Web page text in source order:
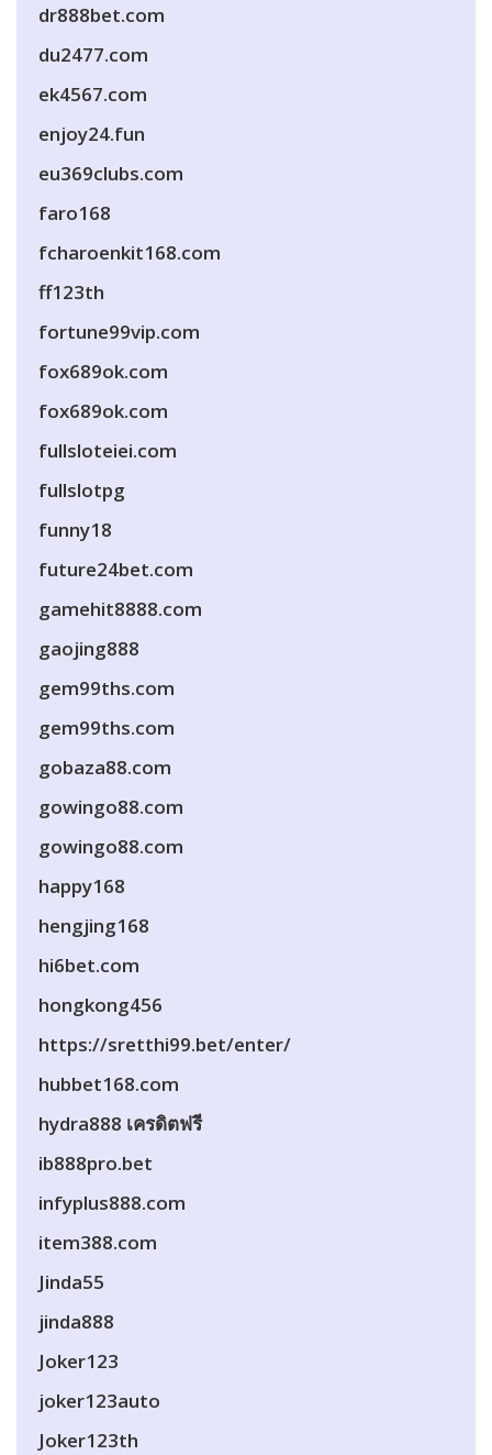
dr888bet.com
du2477.com
ek4567.com
enjoy24.fun
eu369clubs.com
faro168
fcharoenkit168.com
ff123th
fortune99vip.com
fox689ok.com
fox689ok.com
fullsloteiei.com
fullslotpg
funny18
future24bet.com
gamehit8888.com
gaojing888
gem99ths.com
gem99ths.com
gobaza88.com
gowingo88.com
gowingo88.com
happy168
hengjing168
hi6bet.com
hongkong456
https://sretthi99.bet/enter/
hubbet168.com
hydra888 เครดิตฟรี
ib888pro.bet
infyplus888.com
item388.com
Jinda55
jinda888
Joker123
joker123auto
Joker123th